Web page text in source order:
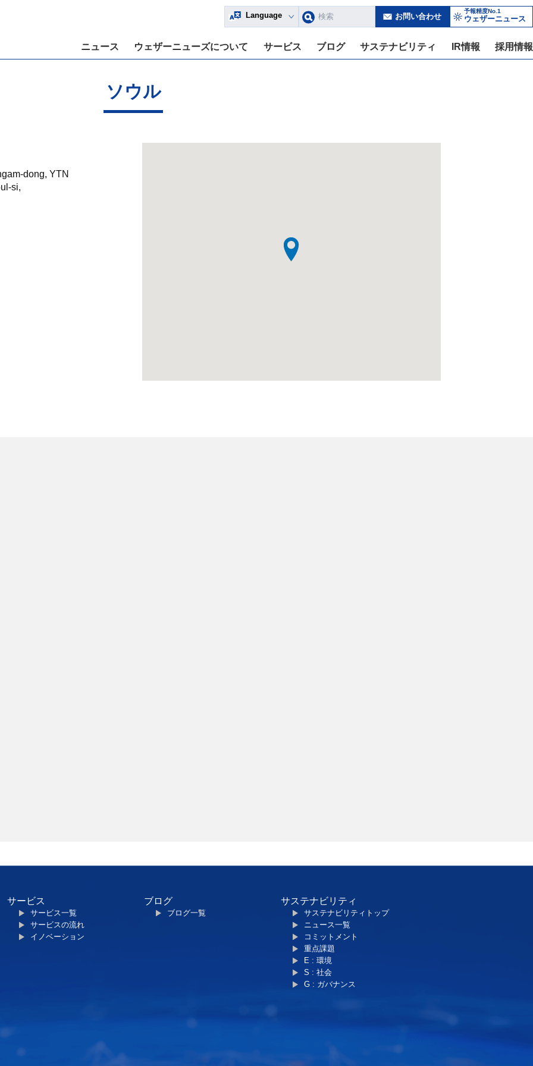
Language お問い合わせ
予報精度No.1
ウェザーニュース
ニュース ウェザーニューズについて サービス ブログ サステナビリティ IR情報 採用情報
ソウル
dong, YTN
si,
サービス
サービス一覧
サービスの流れ
イノベーション
ブログ
ブログ一覧
サステナビリティ
サステナビリティトップ
ニュース一覧
コミットメント
重点課題
E : 環境
S : 社会
G : ガバナンス